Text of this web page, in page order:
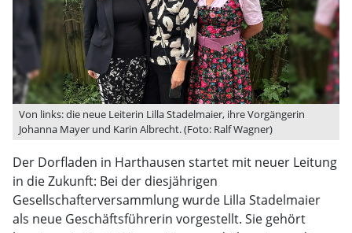
Von links: die neue Leiterin Lilla Stadelmaier, ihre Vorgängerin
Johanna Mayer und Karin Albrecht. (Foto: Ralf Wagner)
Der Dorfladen in Harthausen startet mit neuer Leitung
in die Zukunft: Bei der diesjährigen
Gesellschafterversammlung wurde Lilla Stadelmaier
als neue Geschäftsführerin vorgestellt. Sie gehört